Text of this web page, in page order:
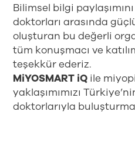
Bilimsel bilgi
doktorları arasında
oluşturan bu değerli
tüm konuşmacı ve
teşekkür ederiz.
MiYOSMART iQ ile
yaklaşımımızı
doktorlarıyla